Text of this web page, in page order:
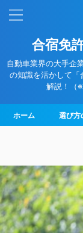
合宿免
自動車業界の大手企
の知識を活かして「
解説！（
ホーム 選び方